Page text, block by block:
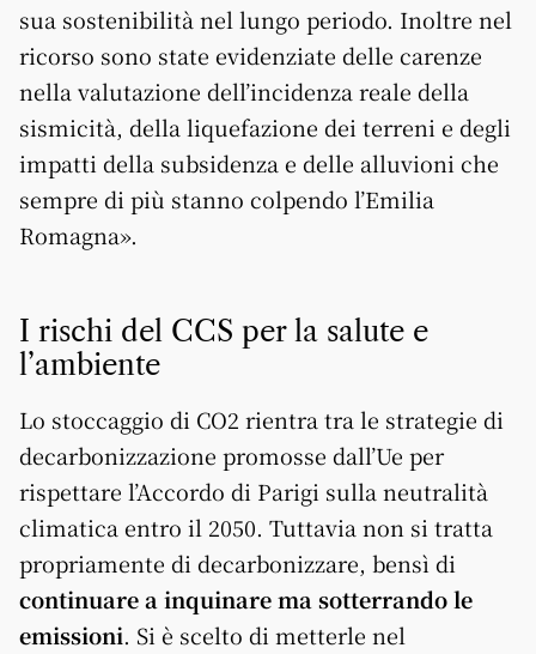
sua sostenibilità nel lungo periodo. Inoltre nel
ricorso sono state evidenziate delle carenze
nella valutazione dell’incidenza reale della
sismicità, della liquefazione dei terreni e degli
impatti della subsidenza e delle alluvioni che
sempre di più stanno colpendo l’Emilia
Romagna».
I rischi del CCS per la salute e
l’ambiente
Lo stoccaggio di CO2 rientra tra le strategie di
decarbonizzazione promosse dall’Ue per
rispettare l’Accordo di Parigi sulla neutralità
climatica entro il 2050. Tuttavia non si tratta
propriamente di decarbonizzare, bensì di
continuare a inquinare ma sotterrando le
emissioni. Si è scelto di metterle nel